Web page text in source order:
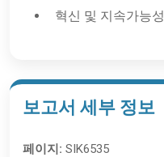
혁신 및 지속가능성
보고서 세부 정보
페이지: SIK6535